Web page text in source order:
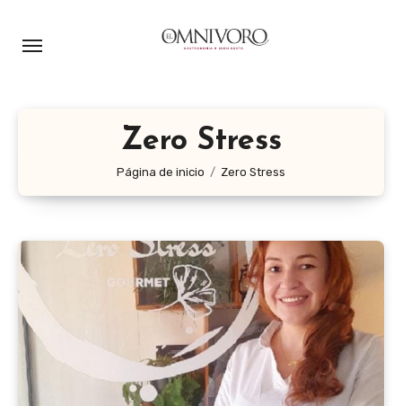
Zero Stress
Página de inicio Zero Stress